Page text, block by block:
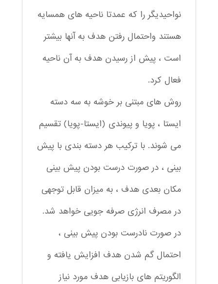
نواحیدیگر را که عمدتا ناحیه های همسایه
هستند واحتمال رفتن هدف به آنها بیشتر
است ، پیش از رسیدن هدف به آن ناحیه
فعال کرد.
روش های مبتنی بر خوشه به سه دسته
ایستا ، پویا و پیوندی (ایستا-پویا) تقسیم
می شوند. با ترکیب هر دسته بندی با پیش
بینی ، در صورت درست بودن پیش بینی
مکان بعدی هدف ، به میزان قابل توجهی
در مصرف انرژی صرفه جویی خواهد شد.
در صورت نادرست بودن پیش بینی ،
احتمال گم شدن هدف افزایش یافته و
الگوریتم های بازیابی هدف مورد نیاز